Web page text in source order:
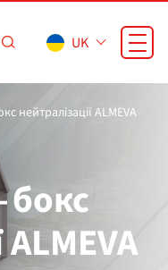
UK
нейтралізації ALMEVA